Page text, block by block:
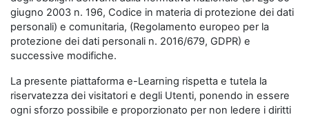
giugno 2003 n. 196, Codice in materia di protezione dei dati
personali) e comunitaria, (Regolamento europeo per la
protezione dei dati personali n. 2016/679, GDPR) e
successive modifiche.
La presente piattaforma e-Learning rispetta e tutela la
riservatezza dei visitatori e degli Utenti, ponendo in essere
ogni sforzo possibile e proporzionato per non ledere i diritti